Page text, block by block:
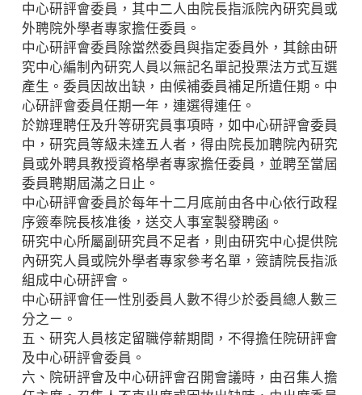
中心研評會委員，其中二人由院長指派院內研究員或
外聘院外學者專家擔任委員。
中心研評會委員除當然委員與指定委員外，其餘由研
究中心編制內研究人員以無記名單記投票法方式互選
產生。委員因故出缺，由候補委員補足所遺任期。中
心研評會委員任期一年，連選得連任。
於辦理聘任及升等研究員事項時，如中心研評會委員
中，研究員等級未達五人者，得由院長加聘院內研究
員或外聘具教授資格學者專家擔任委員，並聘至當屆
委員聘期屆滿之日止。
中心研評會委員於每年十二月底前由各中心依行政程
序簽奉院長核准後，送交人事室製發聘函。
研究中心所屬副研究員不足者，則由研究中心提供院
內研究人員或院外學者專家參考名單，簽請院長指派
組成中心研評會。
中心研評會任一性別委員人數不得少於委員總人數三
分之ㄧ。
五、研究人員核定留職停薪期間，不得擔任院研評會
及中心研評會委員。
六、院研評會及中心研評會召開會議時，由召集人擔